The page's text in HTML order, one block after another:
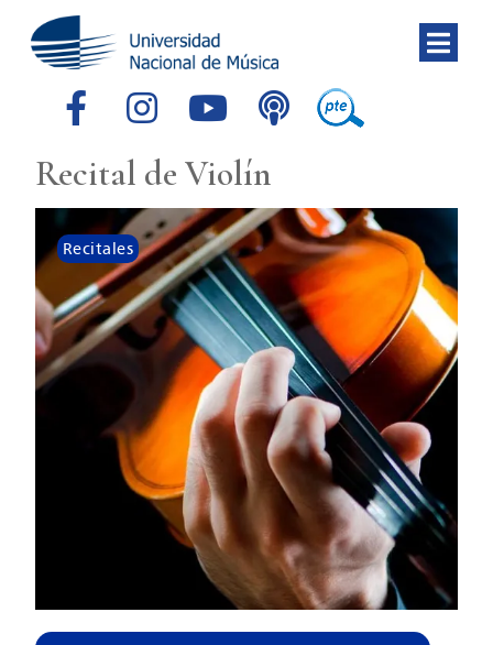
Recital de Violín
Recitales